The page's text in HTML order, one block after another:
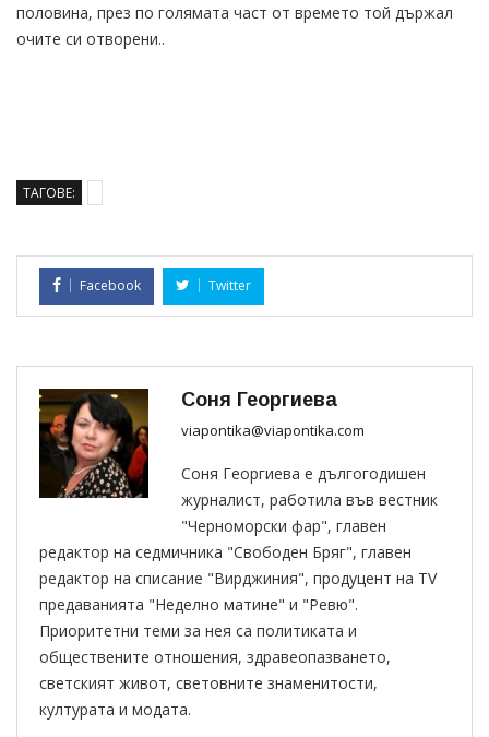
половина, през по голямата част от времето той държал
очите си отворени..
ТАГОВЕ:
Facebook Twitter
Соня Георгиева
viapontika@viapontika.com
Соня Георгиева е дългогодишен
журналист, работила във вестник
"Черноморски фар", главен
редактор на седмичника "Свободен Бряг", главен
редактор на списание "Вирджиния", продуцент на TV
предаванията "Неделно матине" и "Ревю".
Приоритетни теми за нея са политиката и
обществените отношения, здравеопазването,
светският живот, световните знаменитости,
културата и модата.